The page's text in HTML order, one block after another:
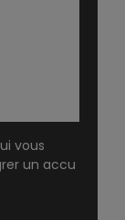
vous
un accu